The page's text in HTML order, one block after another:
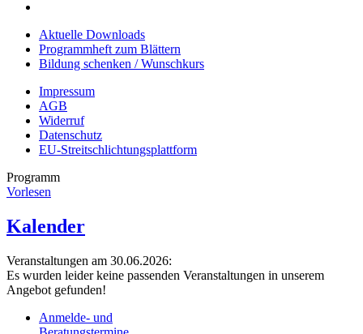
Aktuelle Downloads
Programmheft zum Blättern
Bildung schenken / Wunschkurs
Impressum
AGB
Widerruf
Datenschutz
EU-Streitschlichtungsplattform
Programm
Vorlesen
Kalender
Veranstaltungen am 30.06.2026:
Es wurden leider keine passenden Veranstaltungen in unserem
Angebot gefunden!
Anmelde- und